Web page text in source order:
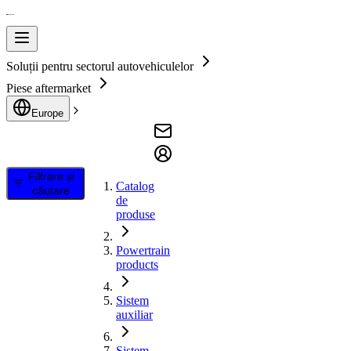
Soluții pentru sectorul autovehiculelor
Piese aftermarket
Europe
Filtrare și
căutare
Catalog
de
produse
Powertrain
products
Sistem
auxiliar